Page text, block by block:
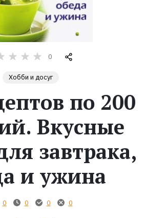
0
Хобби и досуг
по 200
Вкусные
завтрака,
и ужина
0 0 0 0